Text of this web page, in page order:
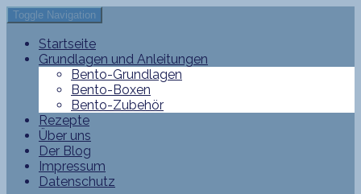
Toggle Navigation
Startseite
Grundlagen und Anleitungen
Bento-Grundlagen
Bento-Boxen
Bento-Zubehör
Rezepte
Über uns
Der Blog
Impressum
Datenschutz